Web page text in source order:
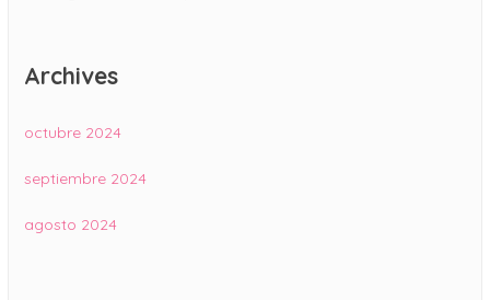
Archives
octubre 2024
septiembre 2024
agosto 2024